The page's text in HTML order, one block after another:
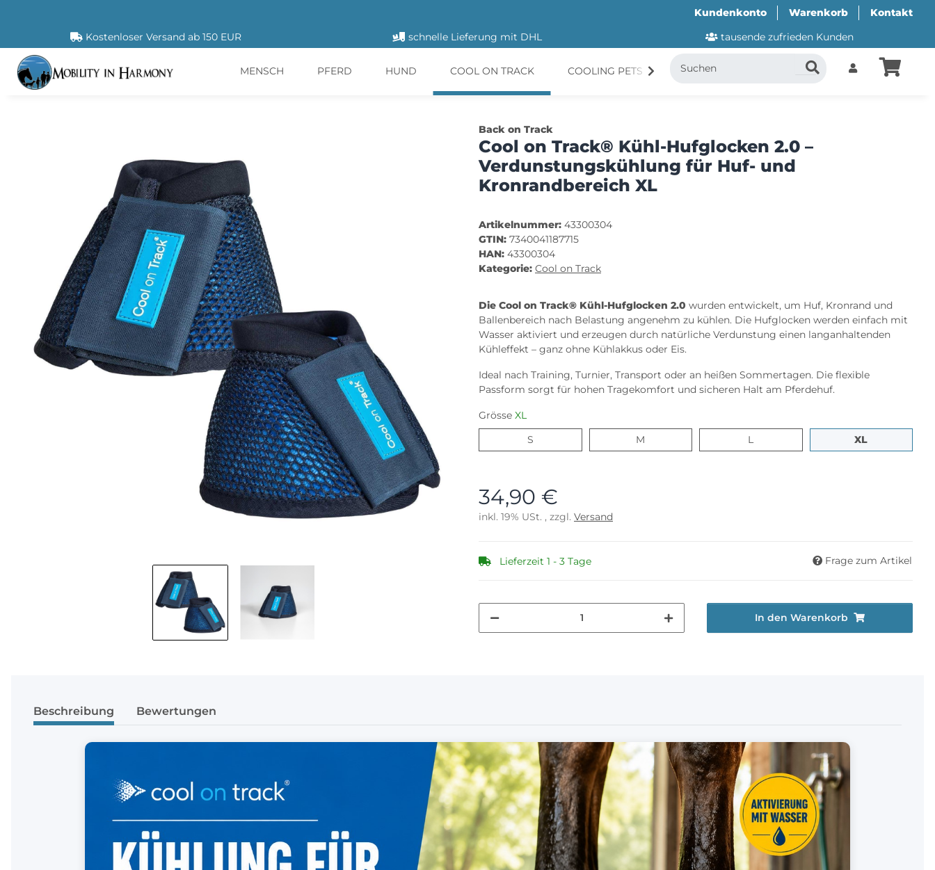
Kundenkonto Warenkorb
Kontakt
Kostenloser Versand ab 150 EUR
schnelle Lieferung mit DHL tausende zufrieden Kunden
MENSCH PFERD HUND COOL ON TRACK COOLING PETS CANI.COOL SUITICAL
Back on Track
Cool on Track® Kühl-Hufglocken 2.0 –
Verdunstungskühlung für Huf- und
Kronrandbereich XL
Artikelnummer: 43300304
GTIN: 7340041187715
HAN: 43300304
Kategorie: Cool on Track
Die Cool on Track® Kühl-Hufglocken 2.0 wurden entwickelt, um Huf, Kronrand und
Ballenbereich nach Belastung angenehm zu kühlen. Die Hufglocken werden einfach mit
Wasser aktiviert und erzeugen durch natürliche Verdunstung einen langanhaltenden
Kühleffekt – ganz ohne Kühlakkus oder Eis.
Ideal nach Training, Turnier, Transport oder an heißen Sommertagen. Die flexible
Passform sorgt für hohen Tragekomfort und sicheren Halt am Pferdehuf.
Grösse XL
SS M L XL
34,90 €
inkl. 19% USt. , zzgl. Versand
Lieferzeit 1 - 3 Tage Frage zum Artikel
In den Warenkorb
Beschreibung Bewertungen